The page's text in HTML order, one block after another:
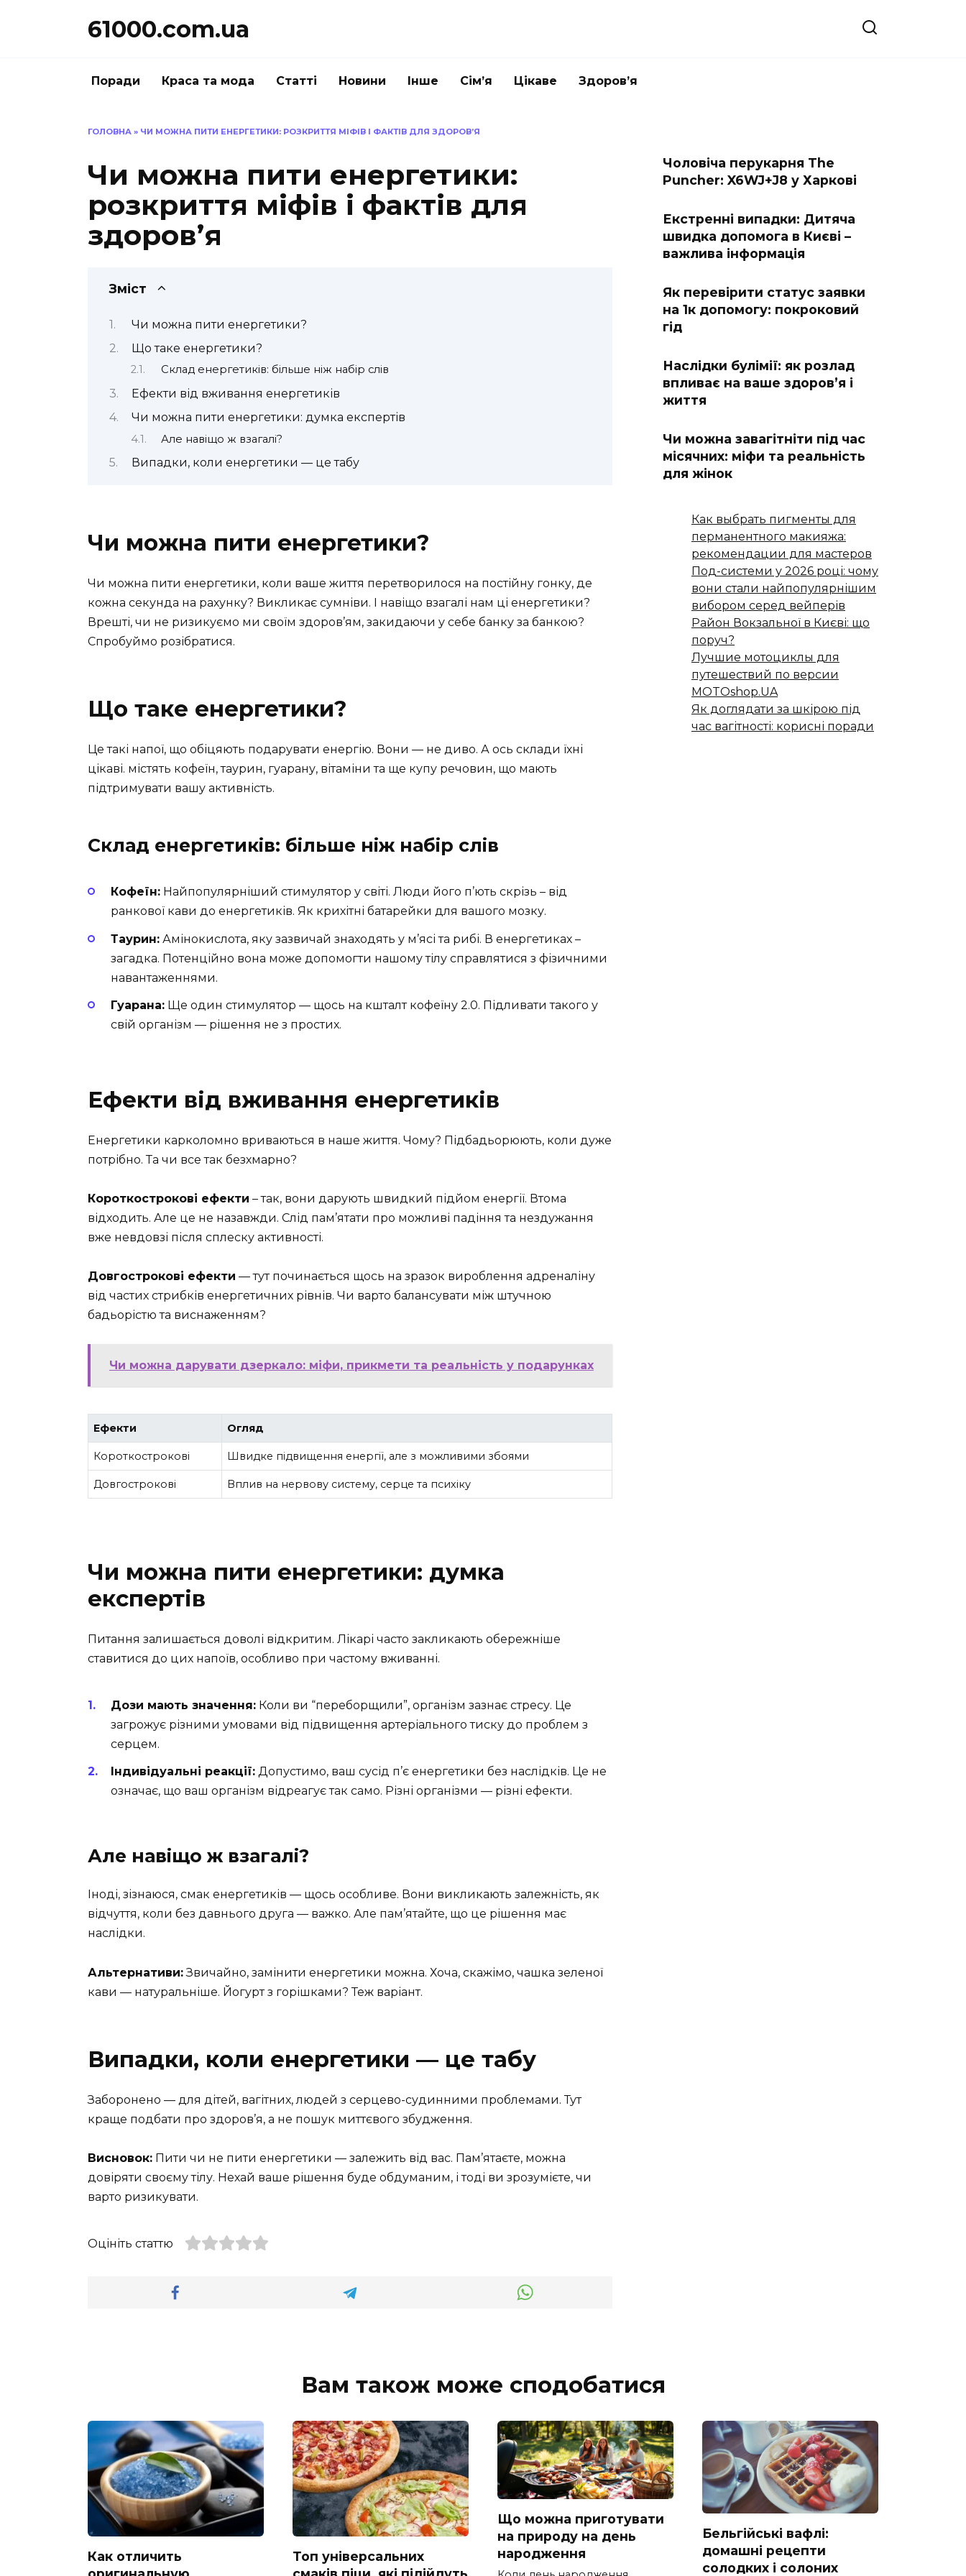
61000.com.ua
Поради Краса та мода Статті Новини Інше Сім’я Цікаве Здоров’я
ГОЛОВНА » ЧИ МОЖНА ПИТИ ЕНЕРГЕТИКИ: РОЗКРИТТЯ МІФІВ І ФАКТІВ ДЛЯ ЗДОРОВ’Я
Чи можна пити енергетики:
розкриття міфів і фактів для
здоров’я
Зміст
Чи можна пити енергетики?
Що таке енергетики?
Склад енергетиків: більше ніж набір слів
Ефекти від вживання енергетиків
Чи можна пити енергетики: думка експертів
Але навіщо ж взагалі?
Випадки, коли енергетики — це табу
Чи можна пити енергетики?
Чи можна пити енергетики, коли ваше життя перетворилося на постійну гонку, де
кожна секунда на рахунку? Викликає сумніви. І навіщо взагалі нам ці енергетики?
Врешті, чи не ризикуємо ми своїм здоров’ям, закидаючи у себе банку за банкою?
Спробуймо розібратися.
Що таке енергетики?
Це такі напої, що обіцяють подарувати енергію. Вони — не диво. А ось склади їхні
цікаві. містять кофеїн, таурин, гуарану, вітаміни та ще купу речовин, що мають
підтримувати вашу активність.
Склад енергетиків: більше ніж набір слів
Кофеїн: Найпопулярніший стимулятор у світі. Люди його п’ють скрізь – від
ранкової кави до енергетиків. Як крихітні батарейки для вашого мозку.
Таурин: Амінокислота, яку зазвичай знаходять у м’ясі та рибі. В енергетиках –
загадка. Потенційно вона може допомогти нашому тілу справлятися з фізичними
навантаженнями.
Гуарана: Ще один стимулятор — щось на кшталт кофеїну 2.0. Підливати такого у
свій організм — рішення не з простих.
Ефекти від вживання енергетиків
Енергетики карколомно вриваються в наше життя. Чому? Підбадьорюють, коли дуже
потрібно. Та чи все так безхмарно?
Короткострокові ефекти – так, вони дарують швидкий підйом енергії. Втома
відходить. Але це не назавжди. Слід пам’ятати про можливі падіння та нездужання
вже невдовзі після сплеску активності.
Довгострокові ефекти — тут починається щось на зразок вироблення адреналіну
від частих стрибків енергетичних рівнів. Чи варто балансувати між штучною
бадьорістю та виснаженням?
Чи можна дарувати дзеркало: міфи, прикмети та реальність у подарунках
Ефекти Огляд
Короткострокові Швидке підвищення енергії, але з можливими збоями
Довгострокові Вплив на нервову систему, серце та психіку
Чи можна пити енергетики: думка
експертів
Питання залишається доволі відкритим. Лікарі часто закликають обережніше
ставитися до цих напоїв, особливо при частому вживанні.
Дози мають значення: Коли ви “переборщили”, організм зазнає стресу. Це
загрожує різними умовами від підвищення артеріального тиску до проблем з
серцем.
Індивідуальні реакції: Допустимо, ваш сусід п’є енергетики без наслідків. Це не
означає, що ваш організм відреагує так само. Різні організми — різні ефекти.
Але навіщо ж взагалі?
Іноді, зізнаюся, смак енергетиків — щось особливе. Вони викликають залежність, як
відчуття, коли без давнього друга — важко. Але пам’ятайте, що це рішення має
наслідки.
Альтернативи:Звичайно, замінити енергетики можна. Хоча, скажімо, чашка зеленої
кави — натуральніше. Йогурт з горішками? Теж варіант.
Випадки, коли енергетики — це табу
Заборонено — для дітей, вагітних, людей з серцево-судинними проблемами. Тут
краще подбати про здоров’я, а не пошук миттєвого збудження.
Висновок: Пити чи не пити енергетики — залежить від вас. Пам’ятаєте, можна
довіряти своєму тілу. Нехай ваше рішення буде обдуманим, і тоді ви зрозумієте, чи
варто ризикувати.
Оцініть статтю
Чоловіча перукарня The
Puncher: X6WJ+J8 у Харкові
Екстренні випадки: Дитяча
швидка допомога в Києві –
важлива інформація
Як перевірити статус заявки
на 1к допомогу: покроковий
гід
Наслідки булімії: як розлад
впливає на ваше здоров’я і
життя
Чи можна завагітніти під час
місячних: міфи та реальність
для жінок
Как выбрать пигменты для
перманентного макияжа:
рекомендации для мастеров
Под-системи у 2026 році: чому
вони стали найпопулярнішим
вибором серед вейперів
Район Вокзальної в Києві: що
поруч?
Лучшие мотоциклы для
путешествий по версии
MOTOshop.UA
Як доглядати за шкірою під
час вагітності: корисні поради
Вам також може сподобатися
Как отличить
Топ універсальних
Що можна приготувати
на природу на день
народження
Бельгійські вафлі:
домашні рецепти
солодких і солоних